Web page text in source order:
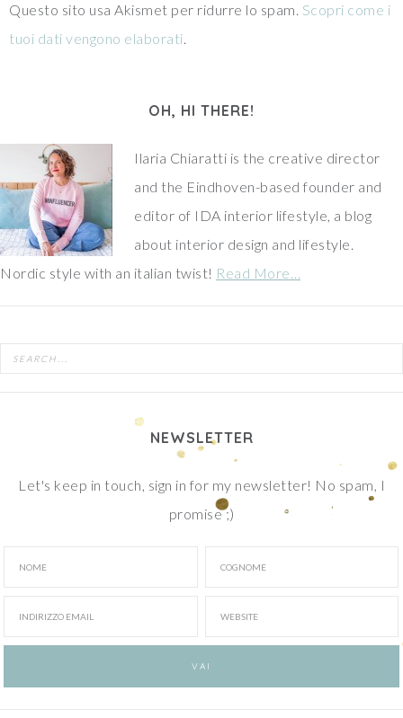
Questo sito usa Akismet per ridurre lo spam. Scopri come i
tuoi dati vengono elaborati
OH, HI THERE!
Ilaria Chiaratti is the creative director
and the Eindhoven-based founder and
editor of IDA interior lifestyle, a blog
about interior design and lifestyle.
Nordic style with an italian twist! Read More…
NEWSLETTER
Let's keep in touch, sign in for my newsletter! No spam, I
promise ;)